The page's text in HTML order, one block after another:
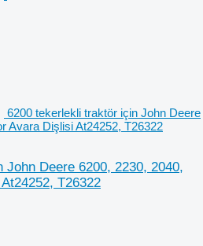
6200 tekerlekli traktör için John Deere
Avara Dişlisi At24252, T26322
Deere 6200, 2230, 2040,
T26322